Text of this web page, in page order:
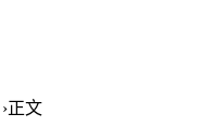
›正文